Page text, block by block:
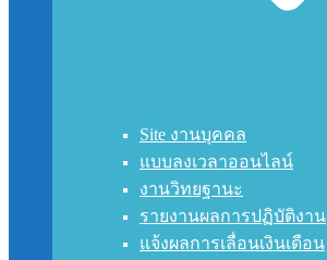
Site งานบุคคล
แบบลงเวลาออนไลน์
งานวิทยฐานะ
รายงานผลการปฏิบัติงาน
แจ้งผลการเลื่อนเงินเดือน